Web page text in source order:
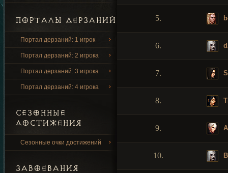
ПОРТАЛЫ ДЕРЗАНИЙ
Портал дерзаний: 1 игрок
Портал дерзаний: 2 игрока
Портал дерзаний: 3 игрока
Портал дерзаний: 4 игрока
СЕЗОННЫЕ
ДОСТИЖЕНИЯ
Сезонные очки достижений
ЗАВОЕВАНИЯ
5.
6.
7.
8.
9.
10.